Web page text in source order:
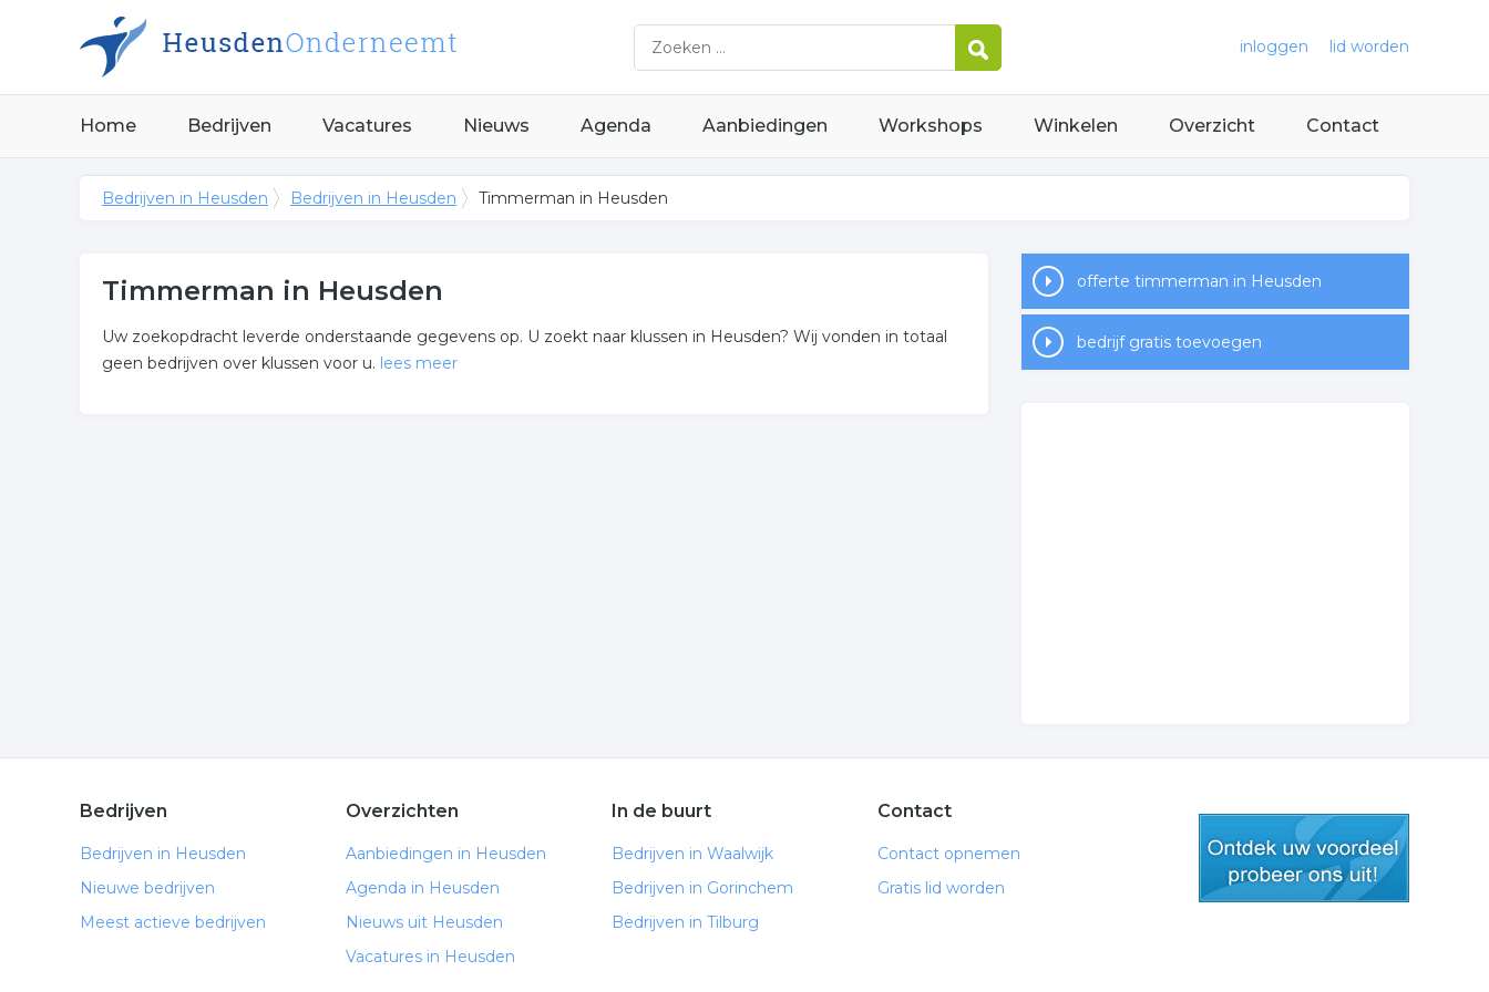
inloggen lid worden
Home Bedrijven Vacatures Nieuws Agenda Aanbiedingen Workshops Winkelen Overzicht Contact
Bedrijven in Heusden Bedrijven in Heusden Timmerman in Heusden
Timmerman in Heusden
Uw zoekopdracht leverde onderstaande gegevens op. U zoekt naar klussen in Heusden? Wij vonden in totaal
geen bedrijven over klussen voor u. lees meer
offerte timmerman in Heusden
bedrijf gratis toevoegen
Bedrijven
Bedrijven in Heusden
Nieuwe bedrijven
Meest actieve bedrijven
Overzichten
Aanbiedingen in Heusden
Agenda in Heusden
Nieuws uit Heusden
Vacatures in Heusden
In de buurt
Bedrijven in Waalwijk
Bedrijven in Gorinchem
Bedrijven in Tilburg
Contact
Contact opnemen
Gratis lid worden